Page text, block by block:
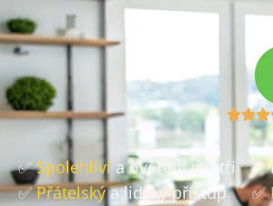
✅Spolehlivía ověření mistři
✅Přátelskýa lidský přístup
✅
✅